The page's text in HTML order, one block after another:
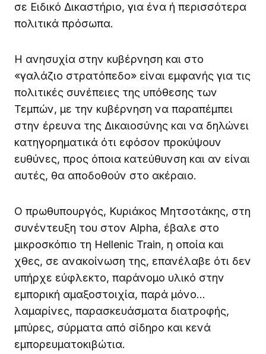
σε Ειδικό Δικαστήριο, για ένα ή περισσότερα
πολιτικά πρόσωπα.
Η ανησυχία στην κυβέρνηση και στο
«γαλάζιο στρατόπεδο» είναι εμφανής για τις
πολιτικές συνέπειες της υπόθεσης των
Τεμπών, με την κυβέρνηση να παραπέμπει
στην έρευνα της Δικαιοσύνης και να δηλώνει
κατηγορηματικά ότι εφόσον προκύψουν
ευθύνες, προς όποια κατεύθυνση και αν είναι
αυτές, θα αποδοθούν στο ακέραιο.
Ο πρωθυπουργός, Κυριάκος Μητσοτάκης, στη
συνέντευξη του στον Alpha, έβαλε στο
μικροσκόπιο τη Hellenic Train, η οποία και
χθες, σε ανακοίνωση της, επανέλαβε ότι δεν
υπήρχε εύφλεκτο, παράνομο υλικό στην
εμπορική αμαξοστοιχία, παρά μόνο…
λαμαρίνες, παρασκευάσματα διατροφής,
μπύρες, σύρματα από σίδηρο και κενά
εμπορευματοκιβώτια.